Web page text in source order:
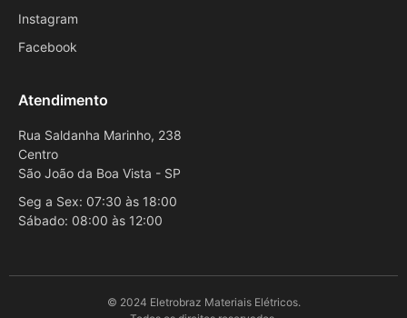
Instagram
Facebook
Atendimento
Rua Saldanha Marinho, 238
Centro
São João da Boa Vista - SP
Seg a Sex: 07:30 às 18:00
Sábado: 08:00 às 12:00
© 2024 Eletrobraz Materiais Elétricos.